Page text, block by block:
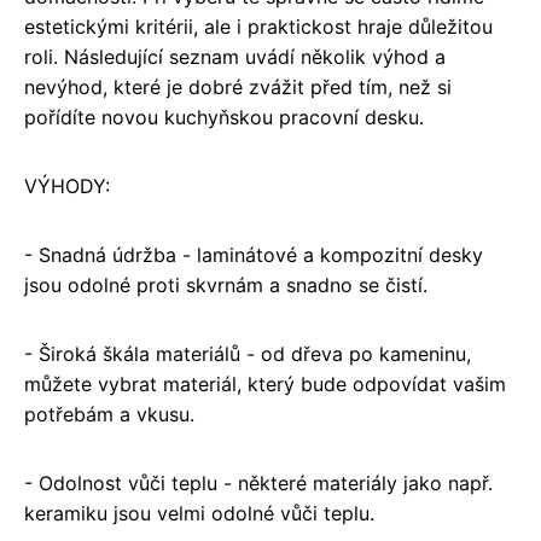
estetickými kritérii, ale i praktickost hraje důležitou
roli. Následující seznam uvádí několik výhod a
nevýhod, které je dobré zvážit před tím, než si
pořídíte novou kuchyňskou pracovní desku.
VÝHODY:
- Snadná údržba - laminátové a kompozitní desky
jsou odolné proti skvrnám a snadno se čistí.
- Široká škála materiálů - od dřeva po kameninu,
můžete vybrat materiál, který bude odpovídat vašim
potřebám a vkusu.
- Odolnost vůči teplu - některé materiály jako např.
keramiku jsou velmi odolné vůči teplu.